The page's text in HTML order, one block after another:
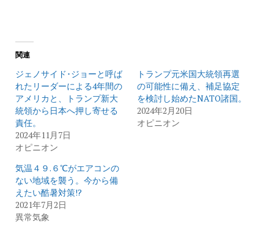
関連
ジェノサイド･ジョーと呼ば
れたリーダーによる4年間の
アメリカと、トランプ新大
統領から日本へ押し寄せる
責任。
2024年11月7日
オピニオン
トランプ元米国大統領再選
の可能性に備え、補足協定
を検討し始めたNATO諸国。
2024年2月20日
オピニオン
気温４９.６℃がエアコンの
ない地域を襲う。今から備
えたい酷暑対策!?
2021年7月2日
異常気象